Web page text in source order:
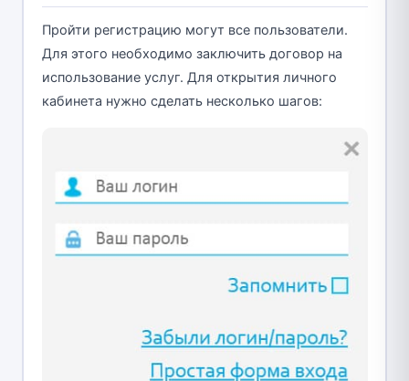
Пройти регистрацию могут все пользователи.
Для этого необходимо заключить договор на
использование услуг. Для открытия личного
кабинета нужно сделать несколько шагов: